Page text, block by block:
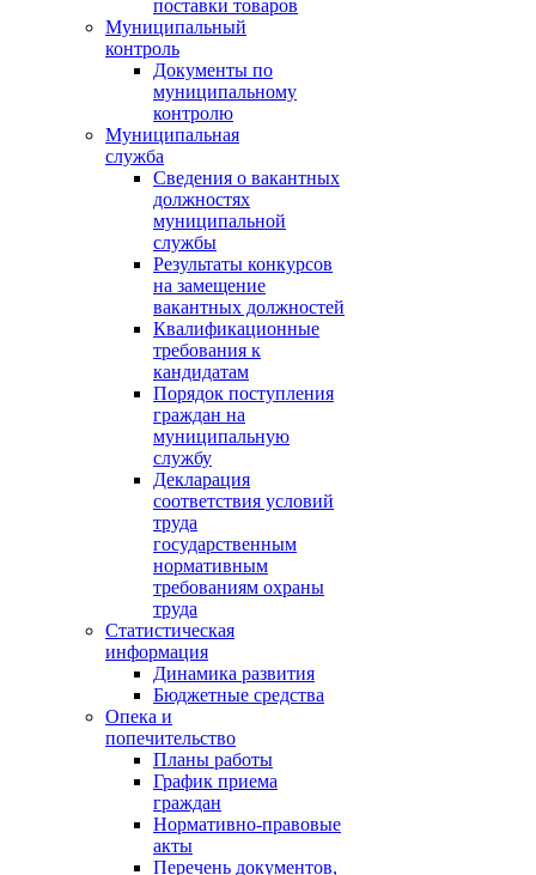
поставки товаров
Муниципальный
контроль
Документы по
муниципальному
контролю
Муниципальная
служба
Сведения о вакантных
должностях
муниципальной
службы
Результаты конкурсов
на замещение
вакантных должностей
Квалификационные
требования к
кандидатам
Порядок поступления
граждан на
муниципальную
службу
Декларация
соответствия условий
труда
государственным
нормативным
требованиям охраны
труда
Статистическая
информация
Динамика развития
Бюджетные средства
Опека и
попечительство
Планы работы
График приема
граждан
Нормативно-правовые
акты
Перечень документов,